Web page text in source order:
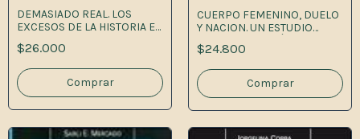
DEMASIADO REAL. LOS
EXCESOS DE LA HISTORIA EN
LA E
$26.000
CUERPO FEMENINO, DUELO
Y NACION. UN ESTUDIO
SOBRE EVA PERÓN COMO
PERSONAJE LITEARIO.
$24.800